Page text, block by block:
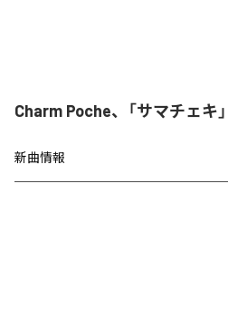
Charm Poche、「サマチェキ
新曲情報